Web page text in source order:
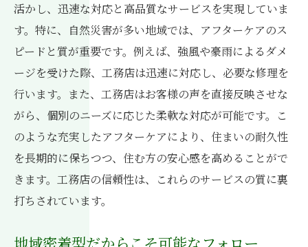
活かし、迅速な対応と高品質なサービスを実現していま
す。特に、自然災害が多い地域では、アフターケアのス
ピードと質が重要です。例えば、強風や豪雨によるダメ
ージを受けた際、工務店は迅速に対応し、必要な修理を
行います。また、工務店はお客様の声を直接反映させな
がら、個別のニーズに応じた柔軟な対応が可能です。こ
のような充実したアフターケアにより、住まいの耐久性
を長期的に保ちつつ、住む方の安心感を高めることがで
きます。工務店の信頼性は、これらのサービスの質に裏
打ちされています。